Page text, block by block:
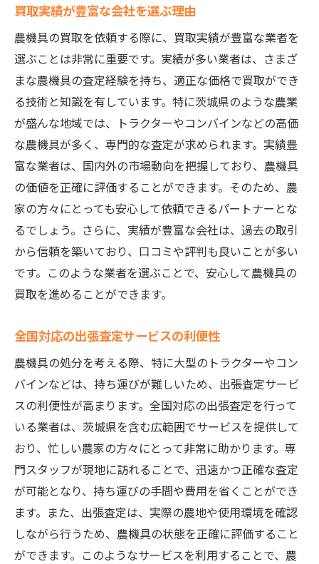
買取実績が豊富な会社を選ぶ理由
農機具の買取を依頼する際に、買取実績が豊富な業者を
選ぶことは非常に重要です。実績が多い業者は、さまざ
まな農機具の査定経験を持ち、適正な価格で買取ができ
る技術と知識を有しています。特に茨城県のような農業
が盛んな地域では、トラクターやコンバインなどの高価
な農機具が多く、専門的な査定が求められます。実績豊
富な業者は、国内外の市場動向を把握しており、農機具
の価値を正確に評価することができます。そのため、農
家の方々にとっても安心して依頼できるパートナーとな
るでしょう。さらに、実績が豊富な会社は、過去の取引
から信頼を築いており、口コミや評判も良いことが多い
です。このような業者を選ぶことで、安心して農機具の
買取を進めることができます。
全国対応の出張査定サービスの利便性
農機具の処分を考える際、特に大型のトラクターやコン
バインなどは、持ち運びが難しいため、出張査定サービ
スの利便性が高まります。全国対応の出張査定を行って
いる業者は、茨城県を含む広範囲でサービスを提供して
おり、忙しい農家の方々にとって非常に助かります。専
門スタッフが現地に訪れることで、迅速かつ正確な査定
が可能となり、持ち運びの手間や費用を省くことができ
ます。また、出張査定は、実際の農地や使用環境を確認
しながら行うため、農機具の状態を正確に評価すること
ができます。このようなサービスを利用することで、農